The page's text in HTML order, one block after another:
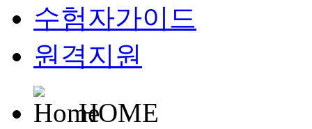
수험자가이드
원격지원
HOME